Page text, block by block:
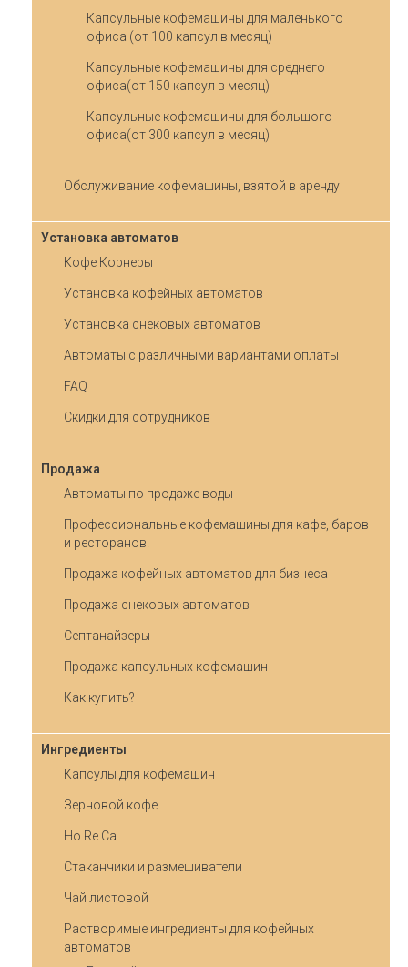
Капсульные кофемашины для маленького
офиса (от 100 капсул в месяц)
Капсульные кофемашины для среднего
офиса(от 150 капсул в месяц)
Капсульные кофемашины для большого
офиса(от 300 капсул в месяц)
Обслуживание кофемашины, взятой в аренду
Установка автоматов
Кофе Корнеры
Установка кофейных автоматов
Установка снековых автоматов
Автоматы с различными вариантами оплаты
FAQ
Скидки для сотрудников
Продажа
Автоматы по продаже воды
Профессиональные кофемашины для кафе, баров
и ресторанов.
Продажа кофейных автоматов для бизнеса
Продажа снековых автоматов
Септанайзеры
Продажа капсульных кофемашин
Как купить?
Ингредиенты
Капсулы для кофемашин
Зерновой кофе
Ho.Re.Ca
Стаканчики и размешиватели
Чай листовой
Растворимые ингредиенты для кофейных
автоматов